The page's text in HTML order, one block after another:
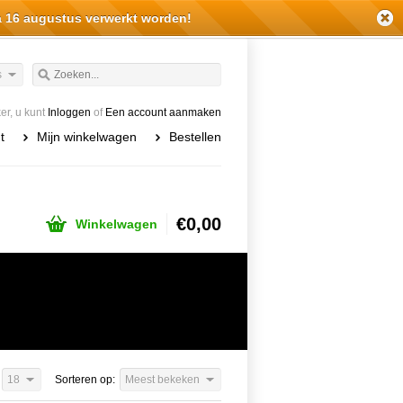
u kunt Inloggen of Een account aanmaken
Mijn winkelwagen Bestellen
Winkelwagen €0,00
Sorteren op: Meest bekeken
18
augustus verwerkt worden!